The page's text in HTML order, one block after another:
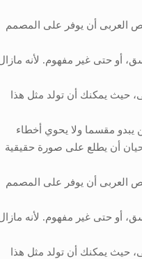
العربى أن يوفر على المصمم
أو حتى غير مفهوم. لأنه
حيث يمكنك أن تولد مثل هذا
يبدو مقسما ولا يحوي أخطاء
أن يطلع على صورة حقيقية
العربى أن يوفر على المصمم
أو حتى غير مفهوم. لأنه
حيث يمكنك أن تولد مثل هذا